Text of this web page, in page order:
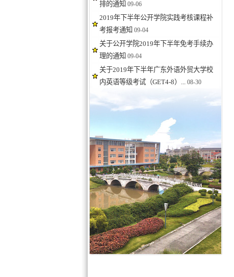
排的通知 09-06
2019年下半年公开学院实践考核课程补
考报考通知 09-04
关于公开学院2019年下半年免考手续办
理的通知 09-04
关于2019年下半年广东外语外贸大学校
内英语等级考试（GET4-8）... 08-30